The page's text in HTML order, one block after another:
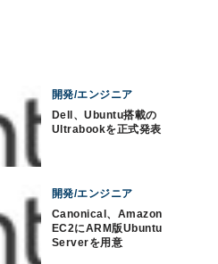
開発/エンジニア
Dell、Ubuntu搭載の
Ultrabookを正式発表
開発/エンジニア
Canonical、Amazon
EC2にARM版Ubuntu
Serverを用意